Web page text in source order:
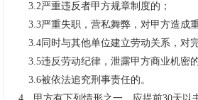
3.2严重违反者甲方规章制度的；
3.3严重失职，营私舞弊，对甲方造成
3.4 同时与其他单位建立劳动关系，
3.5违反劳动纪律，泄露甲方商业机密
3.6被依法追究刑事责任的。